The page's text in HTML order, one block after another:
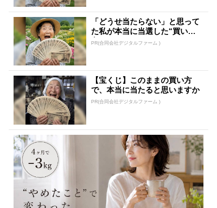
「どうせ当たらない」と思って
た私が本当に当選した“買い
方”がこれ
PR(合同会社デジタルファーム )
【宝くじ】このままの買い方
で、本当に当たると思いますか
PR(合同会社デジタルファーム )